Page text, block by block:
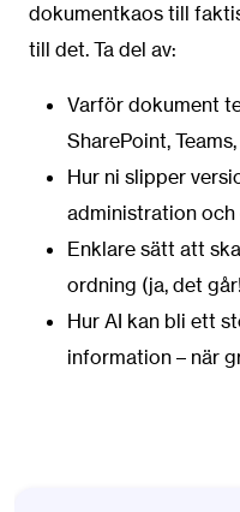
dokumentkaos till
till det. Ta del av:
Varför dokument
SharePoint,
Hur ni slipper
administration
Enklare sätt att
ordning (ja, det
Hur AI kan bli ett
information – när